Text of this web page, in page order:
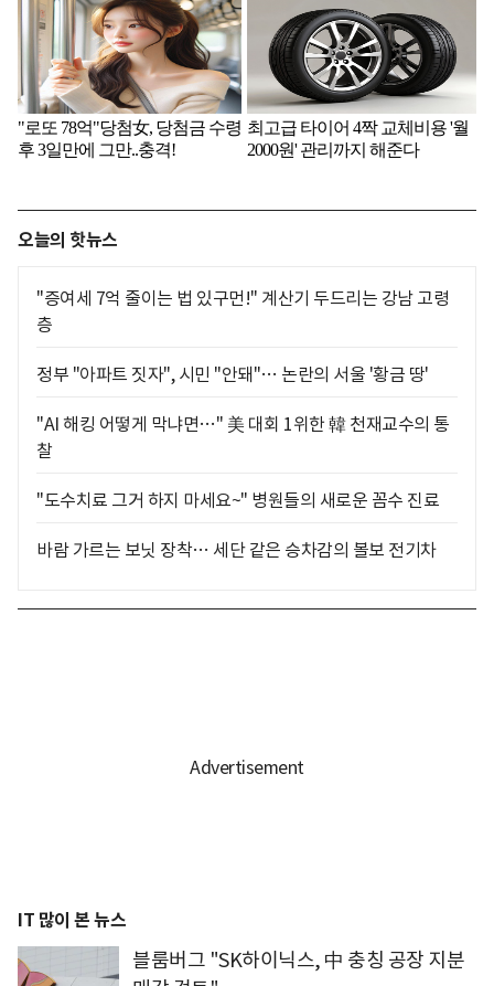
오늘의 핫뉴스
"증여세 7억 줄이는 법 있구먼!" 계산기 두드리는 강남 고령
층
정부 "아파트 짓자", 시민 "안돼"… 논란의 서울 '황금 땅'
"AI 해킹 어떻게 막냐면…" 美 대회 1위한 韓 천재교수의 통
찰
"도수치료 그거 하지 마세요~" 병원들의 새로운 꼼수 진료
바람 가르는 보닛 장착… 세단 같은 승차감의 볼보 전기차
IT 많이 본 뉴스
블룸버그 "SK하이닉스, 中 충칭 공장 지분